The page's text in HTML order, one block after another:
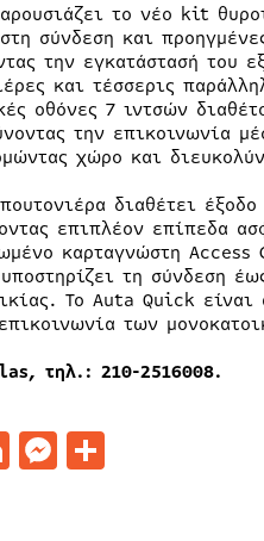
το νέο kit
σύνδεση και
την εγκατάστασή του
και τέσσερις
οθόνες 7 ιντσών
την επικοινωνία
χώρο και
διαθέτει
επιπλέον επίπεδα
καρταγνώστη
τη σύνδεση
Το Auta Quick
των
τηλ.: 210-2516008.
LinkedIn
Messenger